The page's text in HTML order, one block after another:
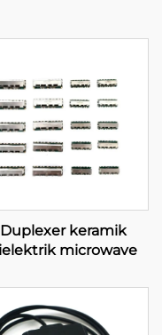
Duplexer keramik
microwave